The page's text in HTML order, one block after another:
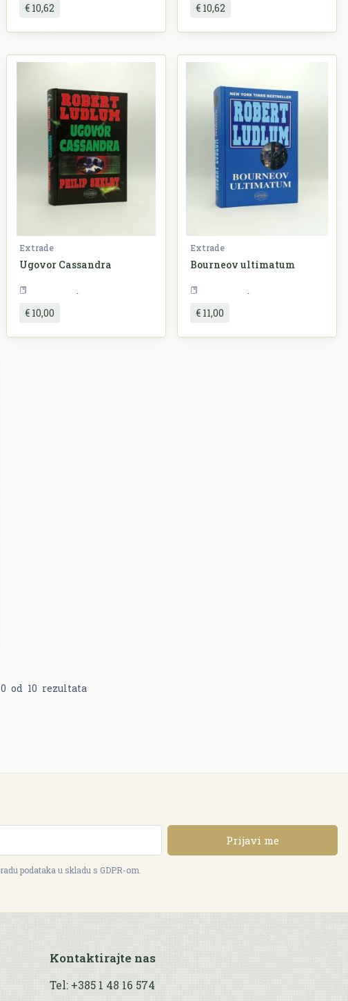
€ 10,62 € 10,62
Antika i srednji vijek
Extrade
Ugovor Cassandra
€ 10,00
Extrade
Bourneov ultimatum
€ 11,00
od 10 rezultata
Prijavi me
podataka u skladu s GDPR-om.
Kontaktirajte nas
Tel: +385 1 48 16 574